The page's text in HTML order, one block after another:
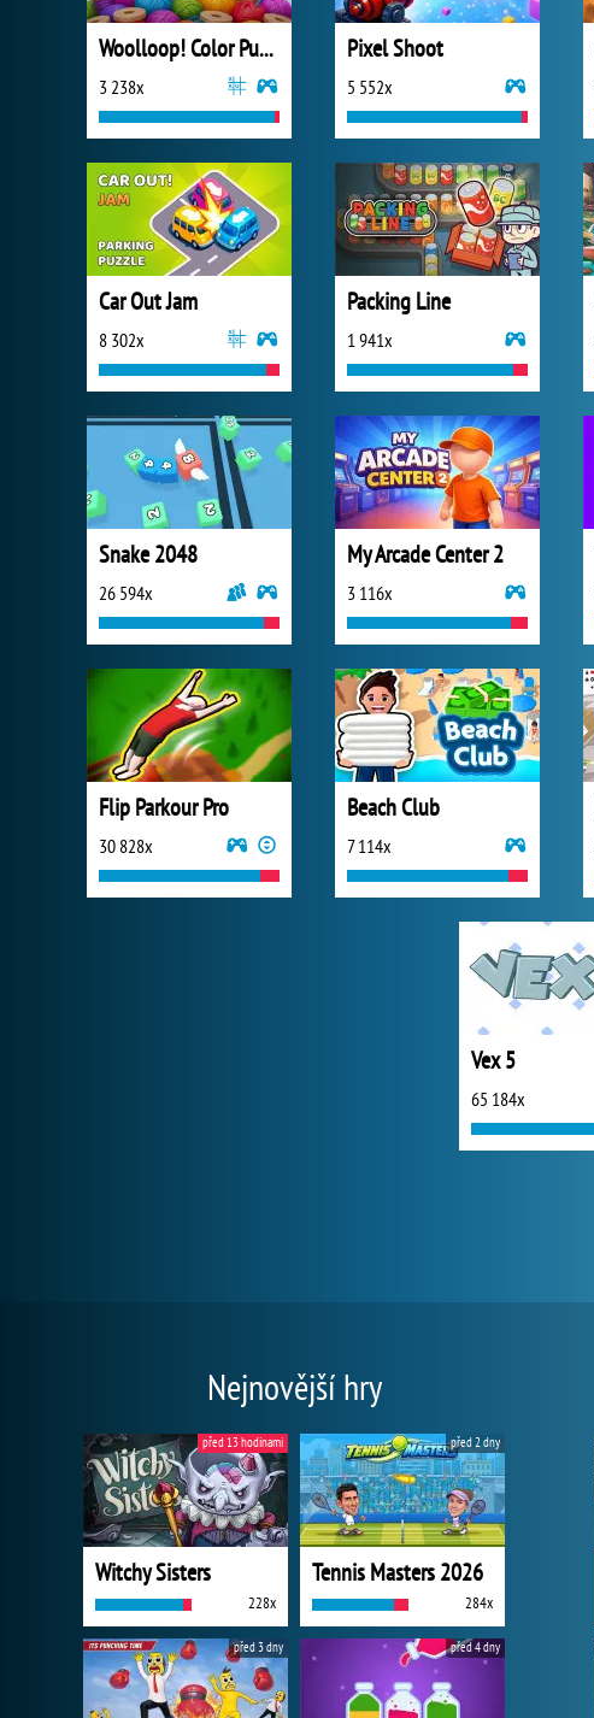
Woolloop! Color Puzzle
3 238x
Pixel Shoot
5 552x
Car Out Jam
8 302x
Packing Line
1 941x
Snake 2048
26 594x
My Arcade Center 2
3 116x
Flip Parkour Pro
30 828x
Beach Club
7 114x
Vex 5
65 184x
Nejnovější hry
Witchy Sisters
228x
před 13 hodinami
Tennis Masters 2026
284x
před 2 dny
před 3 dny před 4 dny